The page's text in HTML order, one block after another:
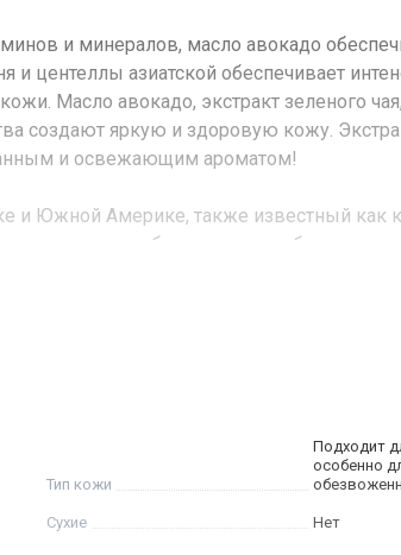
и минералов, масло авокадо
центеллы азиатской обеспечивает
Масло авокадо, экстракт зеленого
создают яркую и здоровую кожу.
и освежающим ароматом!
и Южной Америке, также известный как
содержит больше жира и белка, чем
богато полифенолами и флавоноидами,
Тип кожи
Подходит
особенно
Сухие Нет